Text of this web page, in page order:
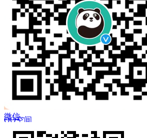
Twitter
QQ空间
微信